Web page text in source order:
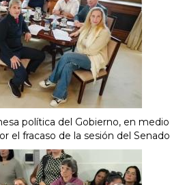
política del Gobierno, en medio
el fracaso de la sesión del Senado